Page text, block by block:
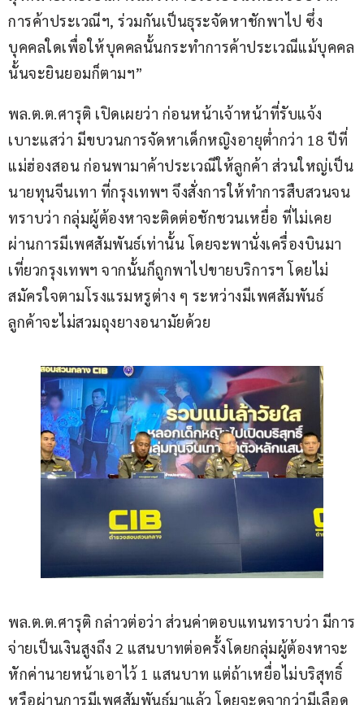
การค้าประเวณีฯ, ร่วมกันเป็นธุระจัดหาชักพาไป ซึ่ง
บุคคลใดเพื่อให้บุคคลนั้นกระทำการค้าประเวณีแม้บุคคล
นั้นจะยินยอมก็ตามฯ”
พล.ต.ต.ศารุติ เปิดเผยว่า ก่อนหน้าเจ้าหน้าที่รับแจ้ง
เบาะแสว่า มีขบวนการจัดหาเด็กหญิงอายุต่ำกว่า 18 ปีที่
แม่ฮ่องสอน ก่อนพามาค้าประเวณีให้ลูกค้า ส่วนใหญ่เป็น
นายทุนจีนเทา ที่กรุงเทพฯ จึงสั่งการให้ทำการสืบสวนจน
ทราบว่า กลุ่มผู้ต้องหาจะติดต่อชักชวนเหยื่อ ที่ไม่เคย
ผ่านการมีเพศสัมพันธ์เท่านั้น โดยจะพานั่งเครื่องบินมา
เที่ยวกรุงเทพฯ จากนั้นก็ถูกพาไปขายบริการฯ โดยไม่
สมัครใจตามโรงแรมหรูต่าง ๆ ระหว่างมีเพศสัมพันธ์
ลูกค้าจะไม่สวมถุงยางอนามัยด้วย
พล.ต.ต.ศารุติ กล่าวต่อว่า ส่วนค่าตอบแทนทราบว่า มีการ
จ่ายเป็นเงินสูงถึง 2 แสนบาทต่อครั้งโดยกลุ่มผู้ต้องหาจะ
หักค่านายหน้าเอาไว้ 1 แสนบาท แต่ถ้าเหยื่อไม่บริสุทธิ์
หรือผ่านการมีเพศสัมพันธ์มาแล้ว โดยจะดูจากว่ามีเลือด